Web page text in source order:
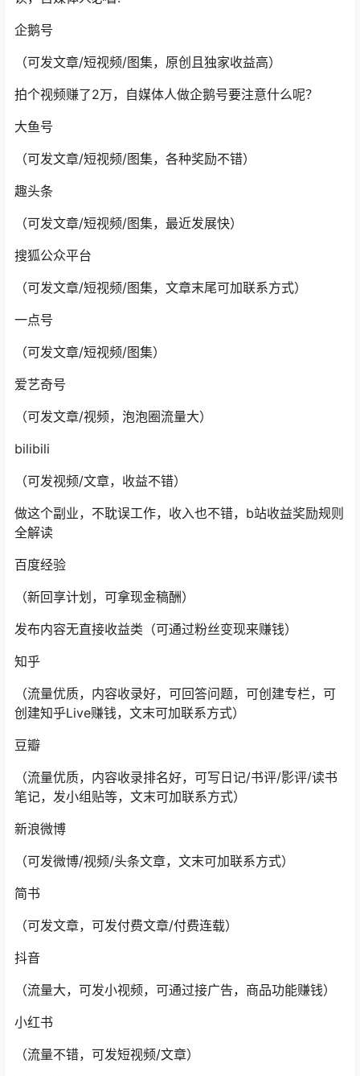
企鹅号
（可发文章/短视频/图集，原创且独家收益高）
拍个视频赚了2万，自媒体人做企鹅号要注意什么呢？
大鱼号
（可发文章/短视频/图集，各种奖励不错）
趣头条
（可发文章/短视频/图集，最近发展快）
搜狐公众平台
（可发文章/短视频/图集，文章末尾可加联系方式）
一点号
（可发文章/短视频/图集）
爱艺奇号
（可发文章/视频，泡泡圈流量大）
bilibili
（可发视频/文章，收益不错）
做这个副业，不耽误工作，收入也不错，b站收益奖励规则
全解读
百度经验
（新回享计划，可拿现金稿酬）
发布内容无直接收益类（可通过粉丝变现来赚钱）
知乎
（流量优质，内容收录好，可回答问题，可创建专栏，可
创建知乎Live赚钱，文末可加联系方式）
豆瓣
（流量优质，内容收录排名好，可写日记/书评/影评/读书
笔记，发小组贴等，文末可加联系方式）
新浪微博
（可发微博/视频/头条文章，文末可加联系方式）
简书
（可发文章，可发付费文章/付费连载）
抖音
（流量大，可发小视频，可通过接广告，商品功能赚钱）
小红书
（流量不错，可发短视频/文章）